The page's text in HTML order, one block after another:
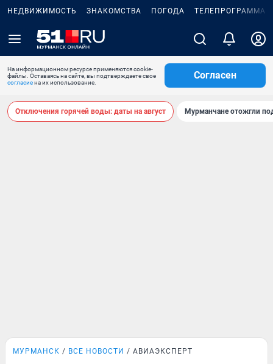
НЕДВИЖИМОСТЬ ЗНАКОМСТВА ПОГОДА ТЕЛЕПРОГРАММА
На информационном ресурсе применяются cookie-
файлы. Оставаясь на сайте, вы подтверждаете свое
согласиена их использование.
Согласен
Отключения горячей воды: даты на август Мурманчане отожгли
МУРМАНСК ВСЕ НОВОСТИ АВИАЭКСПЕРТ